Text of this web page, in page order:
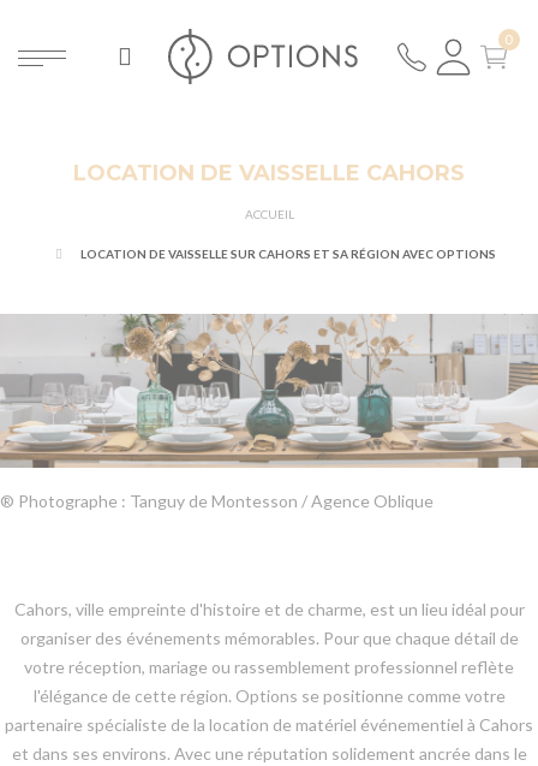
LOCATION DE VAISSELLE CAHORS
ACCUEIL
LOCATION DE VAISSELLE SUR CAHORS ET SA RÉGION AVEC OPTIONS
® Photographe : Tanguy de Montesson / Agence Oblique
Cahors, ville empreinte d'histoire et de charme, est un lieu idéal pour
organiser des événements mémorables. Pour que chaque détail de
votre réception, mariage ou rassemblement professionnel reflète
l'élégance de cette région. Options se positionne comme votre
partenaire spécialiste de la location de matériel événementiel à Cahors
et dans ses environs. Avec une réputation solidement ancrée dans le